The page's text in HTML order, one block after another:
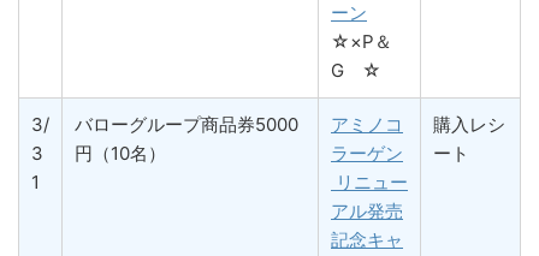
ーン
☆×P＆
G ☆
3/
3
1
バローグループ商品券5000
円（10名）
アミノコ
ラーゲン
リニュー
アル発売
記念キャ
購入レシ
ート